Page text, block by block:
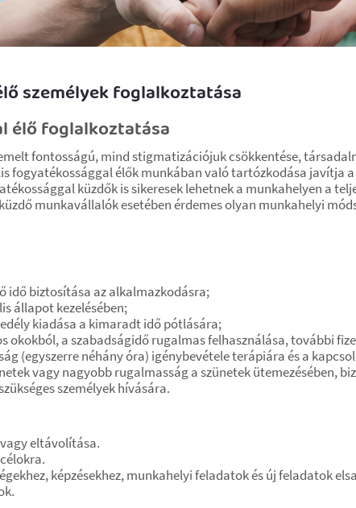
személyek foglalkoztatása
élő foglalkoztatása
fontosságú, mind stigmatizációjuk csökkentése,
fogyatékossággal élők munkában való tartózkodása javítja
küzdők is sikeresek lehetnek a munkahelyen a
munkavállalók esetében érdemes olyan munkahelyi
idő biztosítása az alkalmazkodásra;
állapot kezelésében;
kiadása a kimaradt idő pótlására;
okokból, a szabadságidő rugalmas felhasználása, további
(egyszerre néhány óra) igénybevétele terápiára és a
vagy nagyobb rugalmasság a szünetek ütemezésében,
személyek hívására.
eltávolítása.
képzésekhez, munkahelyi feladatok és új feladatok